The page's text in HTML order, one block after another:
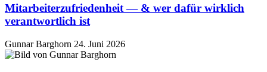
Mitarbeiterzufriedenheit — & wer dafür wirklich
verantwortlich ist
Gunnar Barghorn 24. Juni 2026